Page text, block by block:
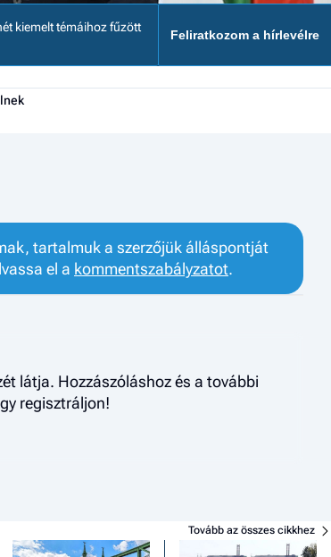
kiemelt témáihoz fűzött
Feliratkozom a hírlevélre
tartalmuk a szerzőjük álláspontját
el a kommentszabályzatot.
látja. Hozzászóláshoz és a további
regisztráljon!
Tovább az összes cikkhez